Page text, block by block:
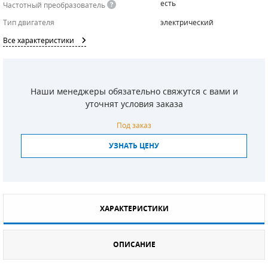
Частотный преобразователь
есть
Тип двигателя
электрический
Все характеристики
Наши менеджеры обязательно свяжутся с вами и
уточнят условия заказа
Под заказ
УЗНАТЬ ЦЕНУ
ХАРАКТЕРИСТИКИ
ОПИСАНИЕ
СМЕННЫЕ ЭЛЕМЕНТЫ МАГИСТРАЛЬНЫХ
ФИЛЬТРОВ
БЕНЗИНОВЫЕ ДВИГАТЕЛИ
ДИЗЕЛЬНЫЕ ДВИГАТЕЛИ
ДЕТАЛИ ДВС